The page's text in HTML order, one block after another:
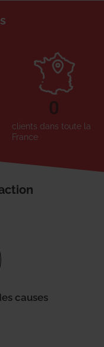
clients dans toute la
France
0
causes